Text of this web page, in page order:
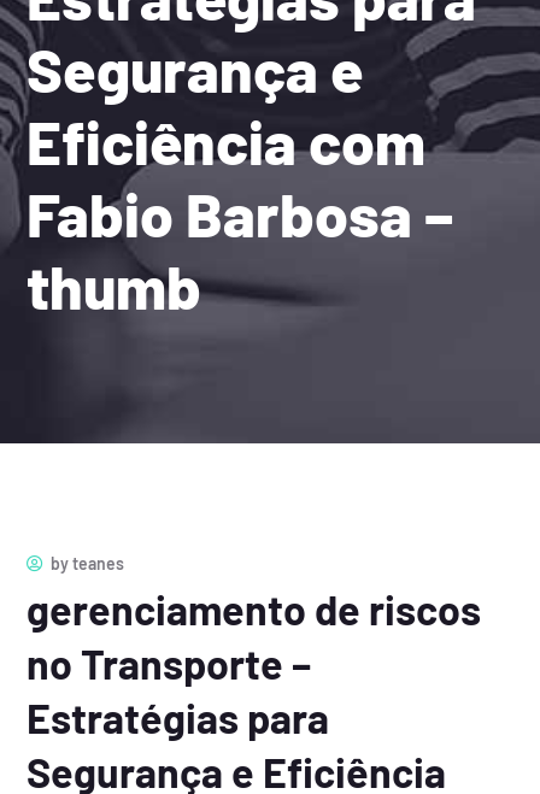
Segurança e
Eficiência com
Fabio Barbosa –
thumb
byteanes
gerenciamento de riscos
no Transporte –
Estratégias para
Segurança e Eficiência